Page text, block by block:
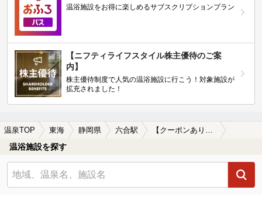
温浴施設をお得に楽しめるサブスクリプションプラン
【ニフティライフスタイル株主優待のご案
内】
株主優待制度で人気の温浴施設に行こう！対象施設が
拡充されました！
温泉TOP 東海 静岡県 六合駅 【クーポンあり】水風呂が楽しめる六合駅近くの温泉、日帰り温泉、スーパー銭湯おすすめ
温浴施設を探す